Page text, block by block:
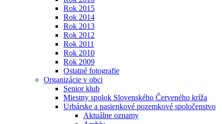
Rok 2015
Rok 2014
Rok 2013
Rok 2012
Rok 2011
Rok 2010
Rok 2009
Ostatné fotografie
Organizácie v obci
Senior klub
Miestny spolok Slovenského Červeného kríža
Urbárske a pasienkové pozemkové spoločenstvo
Aktuálne oznamy